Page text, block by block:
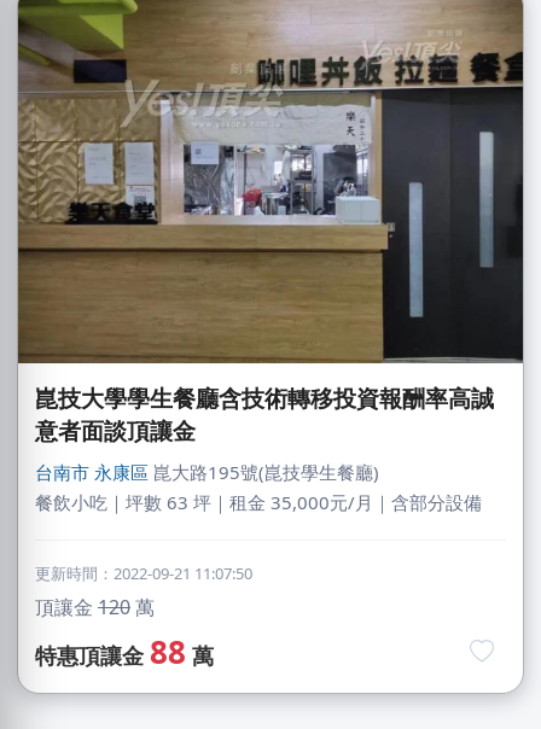
崑技大學學生餐廳含技術轉移投資報酬率高誠
意者面談頂讓金
台南市 永康區 崑大路195號(崑技學生餐廳)
餐飲小吃｜坪數 63 坪｜租金 35,000元/月｜含部分設備
更新時間：2022-09-21 11:07:50
頂讓金 120萬
特惠頂讓金 88 萬
廖X臻
新北市｜預算 30萬~50萬元
阿X
新北市｜預算 50萬~100萬元